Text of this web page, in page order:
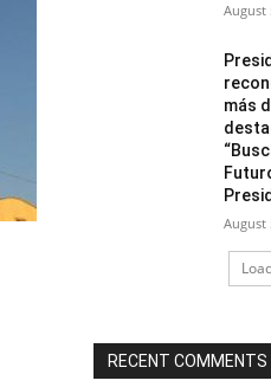
August
más
August
RECENT COMMENTS